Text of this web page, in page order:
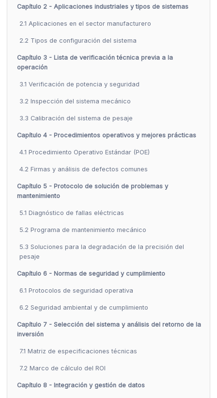
Capítulo 2 - Aplicaciones industriales y tipos de sistemas
2.1 Aplicaciones en el sector manufacturero
2.2 Tipos de configuración del sistema
Capítulo 3 - Lista de verificación técnica previa a la
operación
3.1 Verificación de potencia y seguridad
3.2 Inspección del sistema mecánico
3.3 Calibración del sistema de pesaje
Capítulo 4 - Procedimientos operativos y mejores prácticas
4.1 Procedimiento Operativo Estándar (POE)
4.2 Firmas y análisis de defectos comunes
Capítulo 5 - Protocolo de solución de problemas y
mantenimiento
5.1 Diagnóstico de fallas eléctricas
5.2 Programa de mantenimiento mecánico
5.3 Soluciones para la degradación de la precisión del
pesaje
Capítulo 6 - Normas de seguridad y cumplimiento
6.1 Protocolos de seguridad operativa
6.2 Seguridad ambiental y de cumplimiento
Capítulo 7 - Selección del sistema y análisis del retorno de la
inversión
7.1 Matriz de especificaciones técnicas
7.2 Marco de cálculo del ROI
Capítulo 8 - Integración y gestión de datos